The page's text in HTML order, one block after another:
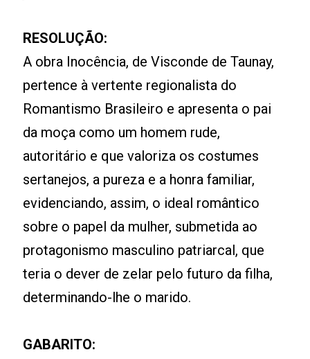
RESOLUÇÃO:
A obra Inocência, de Visconde de Taunay,
pertence à vertente regionalista do
Romantismo Brasileiro e apresenta o pai
da moça como um homem rude,
autoritário e que valoriza os costumes
sertanejos, a pureza e a honra familiar,
evidenciando, assim, o ideal romântico
sobre o papel da mulher, submetida ao
protagonismo masculino patriarcal, que
teria o dever de zelar pelo futuro da filha,
determinando-lhe o marido.
GABARITO: